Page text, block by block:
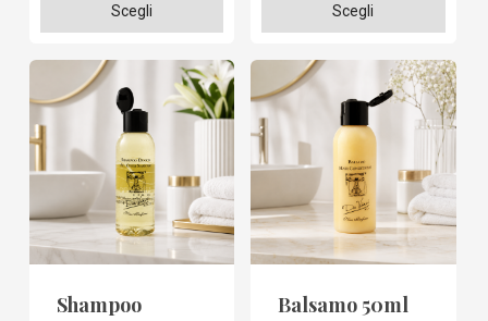
Scegli
prodotto
ha
più
varianti.
possono
essere
nella
Scegli
prodotto
ha
più
varianti.
Le
possono
essere
nella
Shampoo Balsamo 50ml